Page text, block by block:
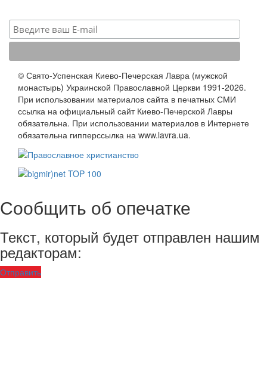
© Свято-Успенская Киево-Печерская Лавра (мужской
монастырь) Украинской Православной Церкви 1991-2026.
При использовании материалов сайта в печатных СМИ
ссылка на официальный сайт Киево-Печерской Лавры
обязательна. При использовании материалов в Интернете
обязательна гипперссылка на www.lavra.ua.
Сообщить об опечатке
Текст, который будет отправлен нашим
редакторам:
Отправить